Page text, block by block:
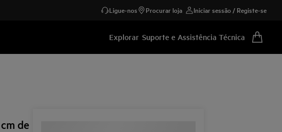
Ligue-nos Procurar loja Iniciar sessão / Registe-se
Explorar Suporte e Assistência Técnica
de